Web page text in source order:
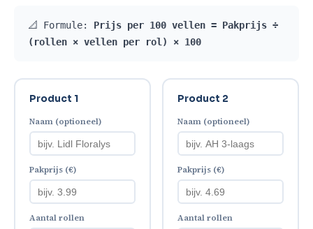
📐 Formule: Prijs per 100 vellen = Pakprijs ÷
(rollen × vellen per rol) × 100
Product 1
Naam (optioneel)
Pakprijs (€)
Aantal rollen
Product 2
Naam (optioneel)
Pakprijs (€)
Aantal rollen